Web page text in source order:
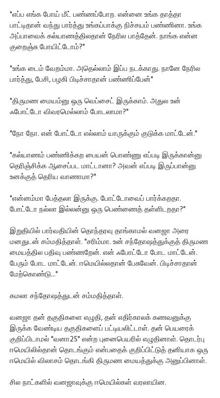
"எப்ப எங்க போய் மீட் பண்ணப்போற. என்னை உங்க தாத்தா
பாட்டிதான் வந்து பார்த்து உங்கப்பாக்கு நிச்சயம் பண்ணினா. உங்க
அப்பாவைக் கல்யாணத்திலதான் நேரில பாத்தேன். நாங்க என்ன
குறைஞ்சு போயிட்டோம்?"
"உங்க டைம் வேறம்மா. அதெல்லாம் இப்ப நடக்காது. நானே நேரில
பார்த்து, பேசி, பழகி பிடிச்சாதான் பண்ணிப்பேன்"
"திருமண மையம்னு ஒரு வெப்சைட் இருக்காம். அதுல உன்
ஃபோட்டோ விவரமெல்லாம் போடலாமா?"
"நோ நோ. என் போட்டோ எல்லாம் யாருக்கும் குடுக்க மாட்டேன்."
"கல்யாணம் பண்ணிக்கற பையன் பொண்ணு எப்படி இருக்கான்னு
தெரிஞ்சிக்க ஆசைப்பட மாட்டானா? அவன் எப்படி இருப்பான்னு
உனக்குத் தெரிய வாணாமா?"
"என்னம்மா பேத்தலா இருக்கு. போட்டோவைப் பார்க்கறதா.
போட்டோ நல்லா இல்லன்னு ஒரு பெண்ணைத் தள்ளிடறதா?"
இறுதியில் பார்வதியின் தொந்தரவு தாங்காமல் வனஜா அரை
மனதுடன் சம்மதித்தாள். "சரிம்மா. உன் சந்தோஷத்துக்குத் திருமண
மையத்தில பதிவு பண்ணறேன். என் ஃபோட்டோ போட மாட்டேன்.
பேரும் போட மாட்டேன். ஈமெயில்லதான் பேசுவேன். பிடிச்சாதான்
மேற்கொண்டு..."
கமலா சந்தோஷத்துடன் சம்மதித்தாள்.
வனஜா தன் தகுதிகளை எழுதி, தன் எதிர்காலக் கணவனுக்கு
இருக்க வேண்டிய தகுதிகளைப் பட்டியலிட்டாள். தன் பெயரைக்
குறிப்பிடாமல் "வனா25" என்ற புனைபெயரில் எழுதினாள். தொடர்பு
ஈமெயிலில்தான் தொடங்கும் என்பதைக் குறிப்பிட்டுத் தனியாக ஒரு
ஈமெயில் விலாசம் தொடங்கி திருமண மையத்துக்கு அனுப்பினாள்.
சில நாட்களில் வனஜாவுக்கு ஈமெயில்கள் வரலாயின.